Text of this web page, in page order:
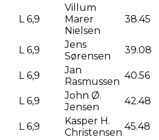
L 6,9
Villum
Marer
Nielsen
38.45
L 6,9
Jens
Sørensen
39.08
L 6,9
Jan
Rasmussen
40.56
L 6,9
John Ø.
Jensen
42.48
L 6,9
Kasper H.
Christensen
45.48